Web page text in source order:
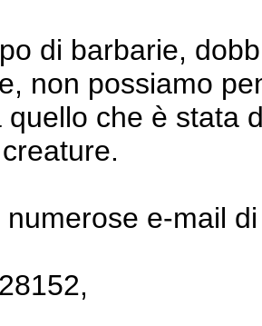
di barbarie,
non possiamo
quello che è stata
numerose e-mail